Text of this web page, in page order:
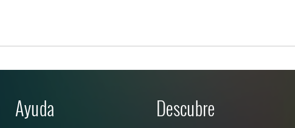
Ayuda Descubre